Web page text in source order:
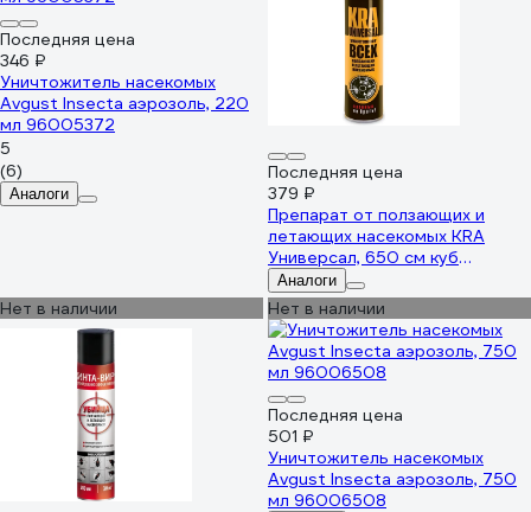
Последняя цена
346 ₽
Уничтожитель насекомых
Avgust Insecta аэрозоль, 220
мл 96005372
5
(6)
Аналоги
Последняя цена
379 ₽
Препарат от ползающих и
летающих насекомых KRA
Универсал, 650 см куб
4680028944874
Аналоги
Нет в наличии Нет в наличии
Последняя цена
501 ₽
Уничтожитель насекомых
Avgust Insecta аэрозоль, 750
мл 96006508